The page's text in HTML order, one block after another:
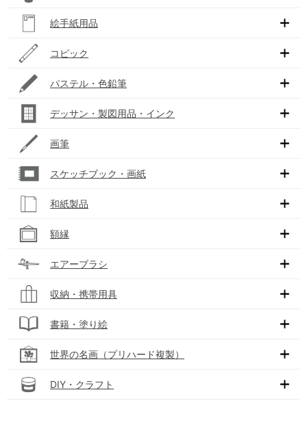
絵手紙用品
コピック
パステル・色鉛筆
デッサン・製図用品・インク
画筆
スケッチブック・画紙
和紙製品
額縁
エアーブラシ
収納・携帯用具
書籍・塗り絵
世界の名画（プリハード複製）
DIY・クラフト